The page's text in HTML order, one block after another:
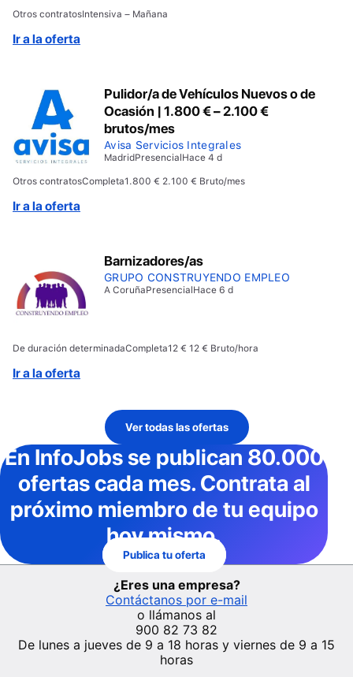
aspectos protegidos por la legislación. Este proceso
de selección se basa en criterios objetivos de
profesionalidad, méritos y capacidad.
Otros contratosIntensiva – Mañana
Ir a la oferta
Pulidor/a de Vehículos Nuevos o de
Ocasión | 1.800 € – 2.100 €
brutos/mes
Avisa Servicios Integrales
MadridPresencialHace 4 d
Otros contratosCompleta1.800 € 2.100 € Bruto/mes
Ir a la oferta
Barnizadores/as
GRUPO CONSTRUYENDO EMPLEO
A CoruñaPresencialHace 6 d
De duración determinadaCompleta12 € 12 € Bruto/hora
Ir a la oferta
Ver todas las ofertas
En InfoJobsse publican 80.000
ofertas cada mes. Contrata al
próximo miembro de tu equipo
hoy mismo.
Publica tu oferta
¿Eres una empresa?
Contáctanos por e-mail
o llámanos al
900 82 73 82
De lunes a jueves de 9 a 18 horas y viernes de 9 a 15
horas